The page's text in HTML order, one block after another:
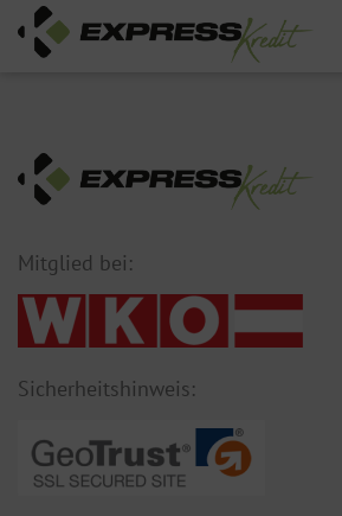
Mitglied bei:
Sicherheitshinweis: